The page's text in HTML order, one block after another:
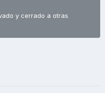
y cerrado a otras